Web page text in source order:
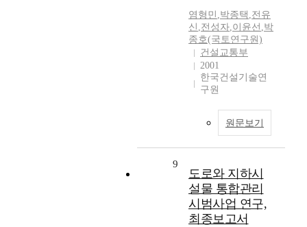
염형민 ,박종택 ,전유
신 ,전성자,이윤선 ,박
종호(국토연구원)
건설교통부
2001
한국건설기술연
구원
원문보기
9
도로와 지하시
설물 통합관리
시범사업 연구,
최종보고서